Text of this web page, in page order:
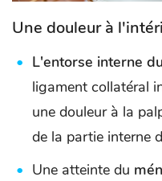
Une douleur à
L'entorse interne
ligament collatéral
une douleur à la
de la partie interne
Une atteinte du